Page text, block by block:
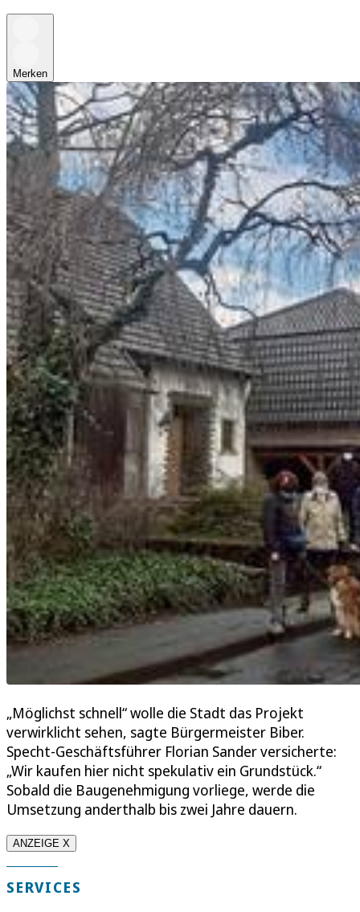
Merken
„Möglichst schnell“ wolle die Stadt das Projekt
verwirklicht sehen, sagte Bürgermeister Biber.
Specht-Geschäftsführer Florian Sander versicherte:
„Wir kaufen hier nicht spekulativ ein Grundstück.“
Sobald die Baugenehmigung vorliege, werde die
Umsetzung anderthalb bis zwei Jahre dauern.
ANZEIGE X
SERVICES